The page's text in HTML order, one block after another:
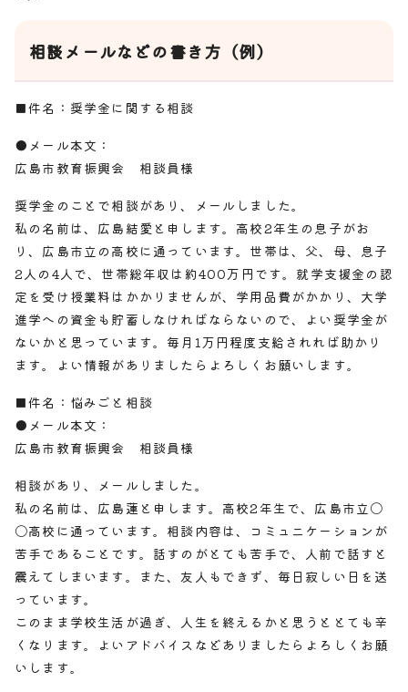
相談メールなどの書き方（例）
■件名：奨学金に関する相談
●メール本文：
広島市教育振興会 相談員様
奨学金のことで相談があり、メールしました。
私の名前は、広島結愛と申します。高校2年生の息子がお
り、広島市立の高校に通っています。世帯は、父、母、息子
2人の4人で、世帯総年収は約400万円です。就学支援金の認
定を受け授業料はかかりませんが、学用品費がかかり、大学
進学への資金も貯蓄しなければならないので、よい奨学金が
ないかと思っています。毎月1万円程度支給されれば助かり
ます。よい情報がありましたらよろしくお願いします。
■件名：悩みごと相談
●メール本文：
広島市教育振興会 相談員様
相談があり、メールしました。
私の名前は、広島蓮と申します。高校2年生で、広島市立〇
〇高校に通っています。相談内容は、コミュニケーションが
苦手であることです。話すのがとても苦手で、人前で話すと
震えてしまいます。また、友人もできず、毎日寂しい日を送
っています。
このまま学校生活が過ぎ、人生を終えるかと思うととても辛
くなります。よいアドバイスなどありましたらよろしくお願
いします。